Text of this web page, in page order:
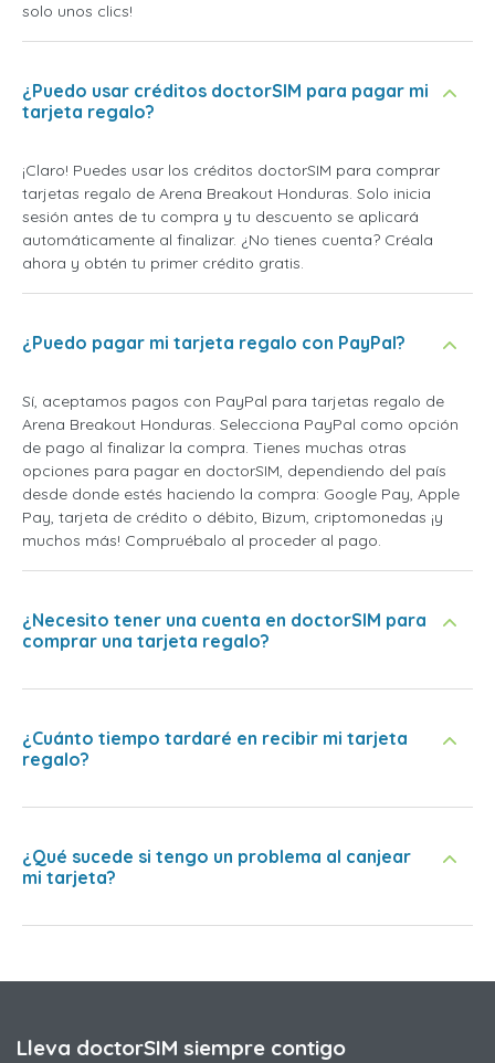
solo unos clics!
¿Puedo usar créditos doctorSIM para pagar mi
tarjeta regalo?
¡Claro! Puedes usar los créditos doctorSIM para comprar
tarjetas regalo de Arena Breakout Honduras. Solo inicia
sesión antes de tu compra y tu descuento se aplicará
automáticamente al finalizar. ¿No tienes cuenta? Créala
ahora y obtén tu primer crédito gratis.
¿Puedo pagar mi tarjeta regalo con PayPal?
Sí, aceptamos pagos con PayPal para tarjetas regalo de
Arena Breakout Honduras. Selecciona PayPal como opción
de pago al finalizar la compra. Tienes muchas otras
opciones para pagar en doctorSIM, dependiendo del país
desde donde estés haciendo la compra: Google Pay, Apple
Pay, tarjeta de crédito o débito, Bizum, criptomonedas ¡y
muchos más! Compruébalo al proceder al pago.
¿Necesito tener una cuenta en doctorSIM para
comprar una tarjeta regalo?
¿Cuánto tiempo tardaré en recibir mi tarjeta
regalo?
¿Qué sucede si tengo un problema al canjear
mi tarjeta?
Lleva doctorSIM siempre contigo